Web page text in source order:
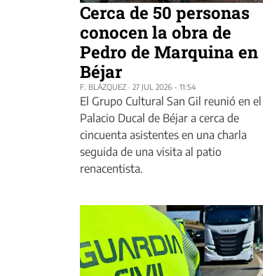
Cerca de 50 personas
conocen la obra de
Pedro de Marquina en
Béjar
F. BLÁZQUEZ · 27 JUL 2026 - 11:54
El Grupo Cultural San Gil reunió en el
Palacio Ducal de Béjar a cerca de
cincuenta asistentes en una charla
seguida de una visita al patio
renacentista.